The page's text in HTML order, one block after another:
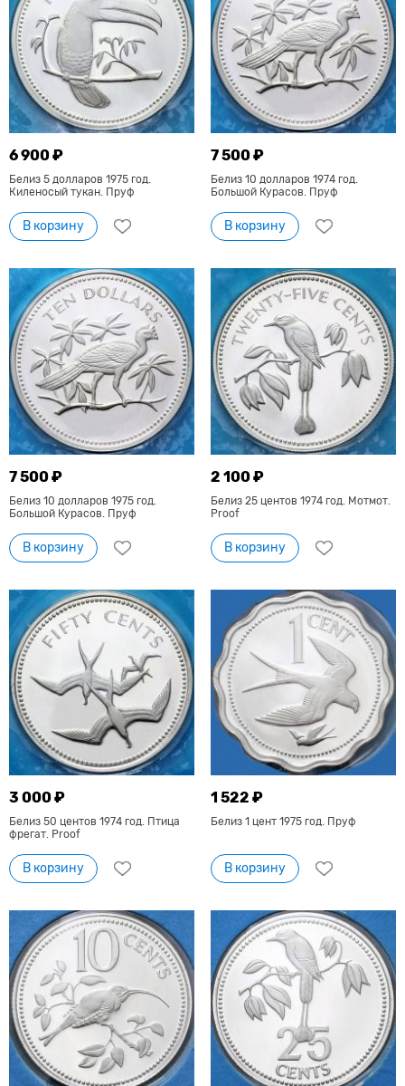
6 900 ₽
Белиз 5 долларов 1975 год.
Киленосый тукан. Пруф
В корзину
7 500 ₽
Белиз 10 долларов 1974 год.
Большой Курасов. Пруф
В корзину
7 500 ₽
Белиз 10 долларов 1975 год.
Большой Курасов. Пруф
В корзину
2 100 ₽
Белиз 25 центов 1974 год. Мотмот.
Proof
В корзину
3 000 ₽
Белиз 50 центов 1974 год. Птица
фрегат. Proof
В корзину
1 522 ₽
Белиз 1 цент 1975 год. Пруф
В корзину